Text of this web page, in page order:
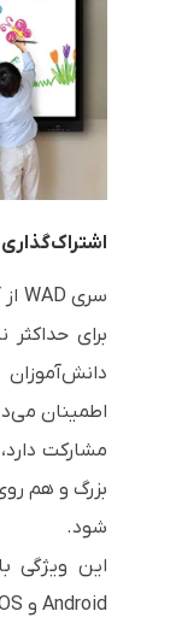
برای
اطمینان
مشارکت
بزرگ و هم
شود.
Android و Chrome OS سازگار است.